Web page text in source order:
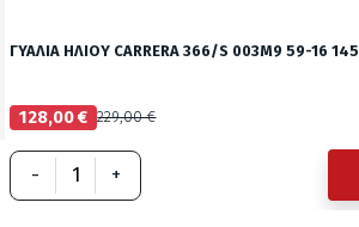
- +
ΓΥΑΛΙΑ ΗΛΙΟΥ CARRERA 366/S 003Μ9 59-16 145
128,00 € 229,00 €
Δείτε το προϊόν
test False